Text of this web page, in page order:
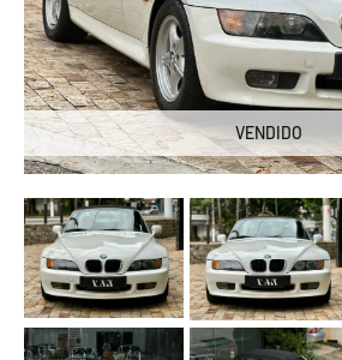
VENDIDO